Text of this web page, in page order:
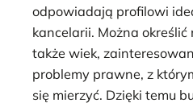
odpowiadają profilowi
kancelarii. Można
także wiek,
problemy prawne, z
się mierzyć. Dzięki temu